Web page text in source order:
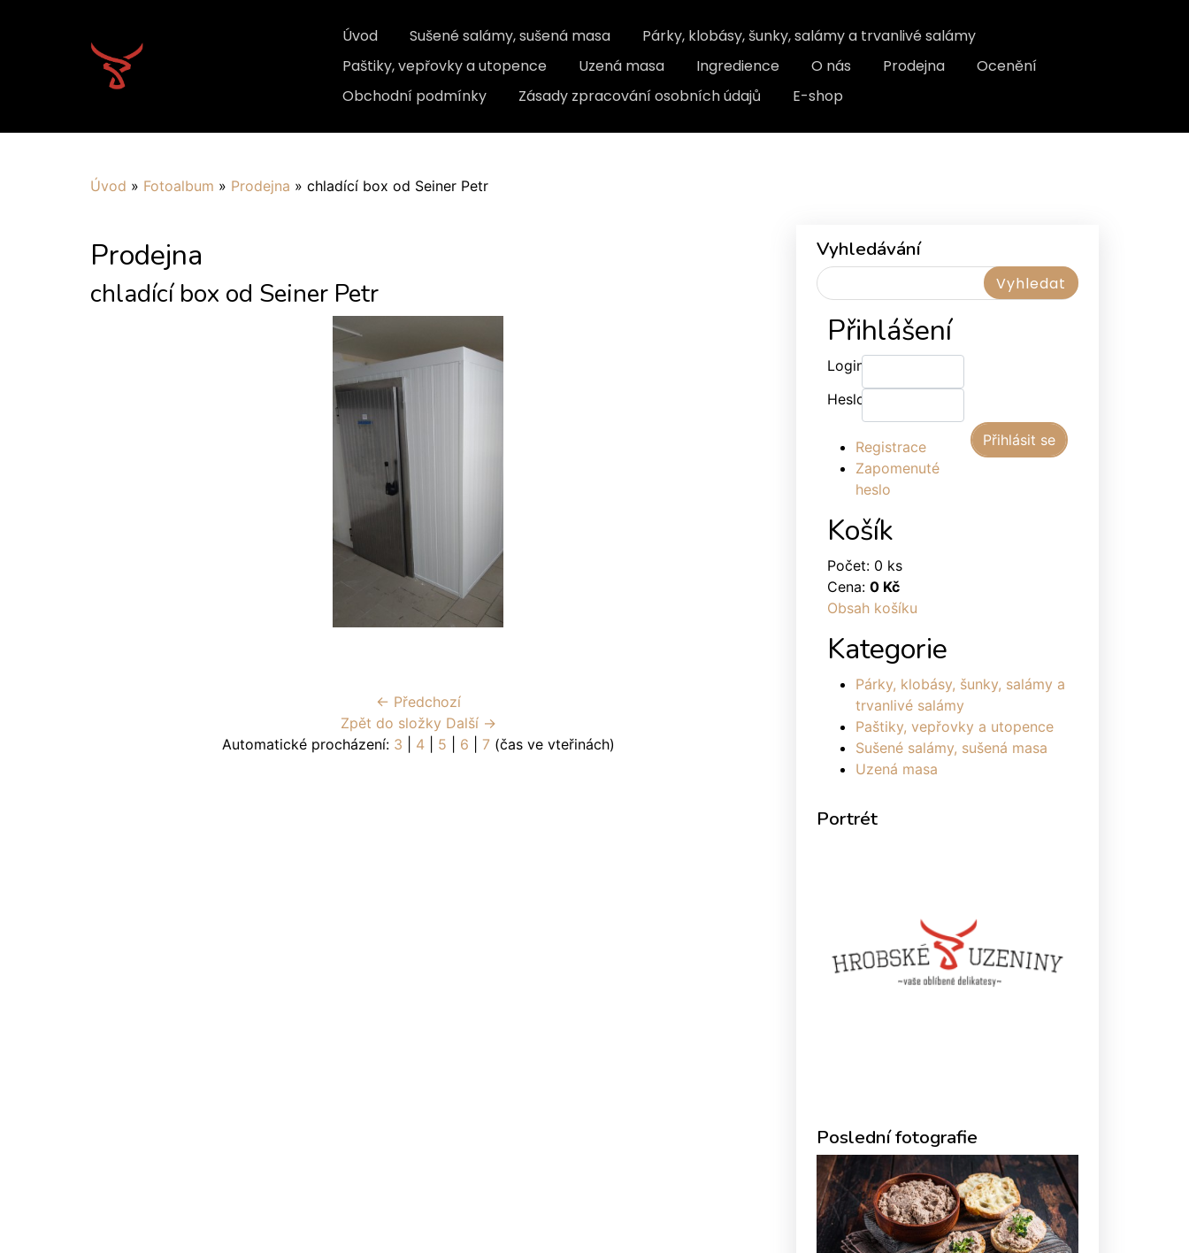
Úvod Sušené salámy, sušená masa
Párky, klobásy, šunky, salámy a trvanlivé salámy
Paštiky, vepřovky a utopence
Uzená masa Ingredience O nás Prodejna
Ocenění
Obchodní podmínky
Zásady zpracování osobních údajů E-shop
Úvod » Fotoalbum » Prodejna » chladící box od Seiner Petr
Prodejna
chladící box od Seiner Petr
← Předchozí
Zpět do složky Další →
Automatické procházení: 3 4| 5 6 7(čas ve vteřinách)
Vyhledávání
Přihlášení
Login:
Heslo:
Registrace
Zapomenuté
heslo
Košík
Počet: 0 ks
Cena: 0 Kč
Obsah košíku
Kategorie
Párky, klobásy, šunky, salámy a
trvanlivé salámy
Paštiky, vepřovky a utopence
Sušené salámy, sušená masa
Uzená masa
Portrét
Poslední fotografie